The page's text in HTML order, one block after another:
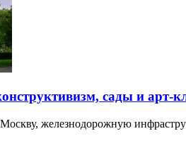
сады и арт-
железнодорожную